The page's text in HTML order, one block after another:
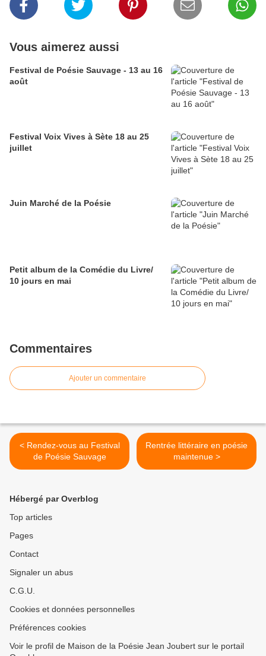
Vous aimerez aussi
Festival de Poésie Sauvage - 13 au 16
août
Festival Voix Vives à Sète 18 au 25
juillet
Juin Marché de la Poésie
Petit album de la Comédie du Livre/
10 jours en mai
Commentaires
Ajouter un commentaire
< Rendez-vous au Festival
de Poésie Sauvage
Rentrée littéraire en poésie
maintenue >
Hébergé par Overblog
Top articles
Pages
Contact
Signaler un abus
C.G.U.
Cookies et données personnelles
Préférences cookies
Voir le profil de Maison de la Poésie Jean Joubert sur le portail